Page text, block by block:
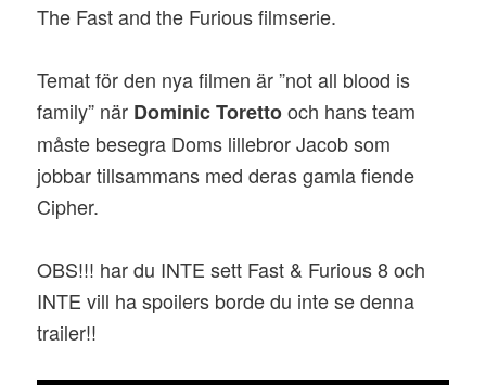
The Fast and the Furious filmserie.
Temat för den nya filmen är ”not all blood is
family” när Dominic Torettooch hans team
måste besegra Doms lillebror Jacob som
jobbar tillsammans med deras gamla fiende
Cipher.
OBS!!! har du INTE sett Fast & Furious 8 och
INTE vill ha spoilers borde du inte se denna
trailer!!